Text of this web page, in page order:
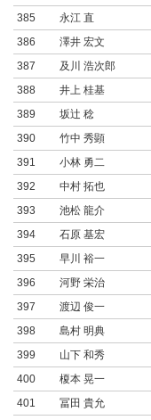
385
永江 直
386
澤井 宏文
387
及川 浩次郎
388
井上 桂基
389
坂辻 稔
390
竹中 秀顕
391
小林 勇二
392
中村 拓也
393
池松 龍介
394
石原 基宏
395
早川 裕一
396
河野 栄治
397
渡辺 俊一
398
島村 明典
399
山下 和秀
400
榎本 晃一
401
冨田 貴允